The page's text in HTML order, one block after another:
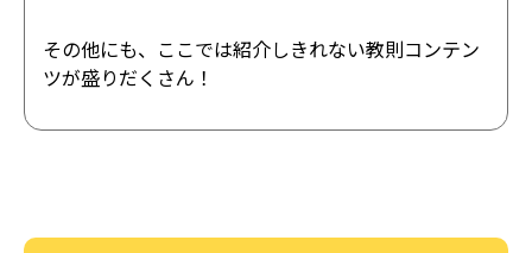
その他にも、ここでは紹介しきれない教則コンテン
ツが盛りだくさん！